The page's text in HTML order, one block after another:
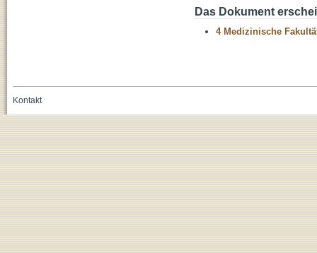
Das Dokument
4 Medizinische
Kontakt